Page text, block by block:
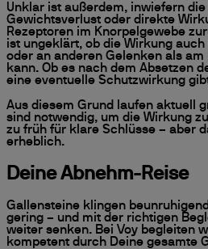
Unklar ist außerdem, inwiefern
Gewichtsverlust oder direkte
Rezeptoren im Knorpelgewebe
ist ungeklärt, ob die Wirkung
oder an anderen Gelenken als
kann. Ob es nach dem Absetzen
eine eventuelle Schutzwirkung
Aus diesem Grund laufen aktuell
sind notwendig, um die Wirkung
zu früh für klare Schlüsse – aber
erheblich.
Deine Abnehm-Reise
Gallensteine klingen
gering – und mit der richtigen
weiter senken. Bei Voy begleiten
kompetent durch Deine gesamte